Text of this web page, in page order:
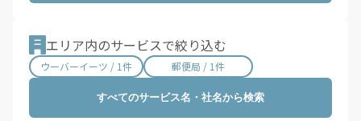
大阪府 / 3,201件
兵庫県 / 2,450件
奈良県 / 617件
和歌山県 / 294件
岡山県 / 749件
広島県 / 1,473件
エリア内のサービスで絞り込む
ウーバーイーツ / 1件 郵便局 / 1件
すべてのサービス名・社名から検索